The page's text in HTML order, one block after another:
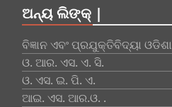
ଅନ୍ୟ ଲିଙ୍କ୍ |
ବିଜ୍ଞାନ ଏବଂ ପ୍ରଯୁକ୍ତିବିଦ୍ୟା ଓଡିଶା
ଓ. ଆର. ଏସ. ଏ. ସି.
ଓ. ଏସ. ଇ. ପି. ଏ.
ଆଇ. ଏସ. ଆର.ଓ. .